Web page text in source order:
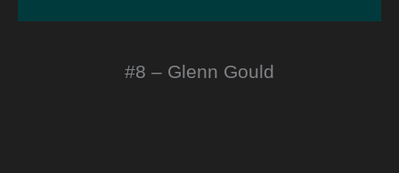
#8 – Glenn Gould